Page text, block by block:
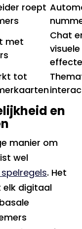
roept
met
Chat
visuele
tot
en
manier om
wel
. Het
elk digitaal